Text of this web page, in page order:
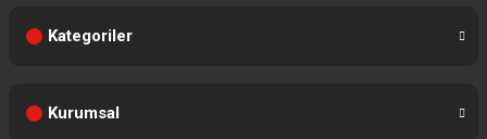
Kategoriler
Kurumsal